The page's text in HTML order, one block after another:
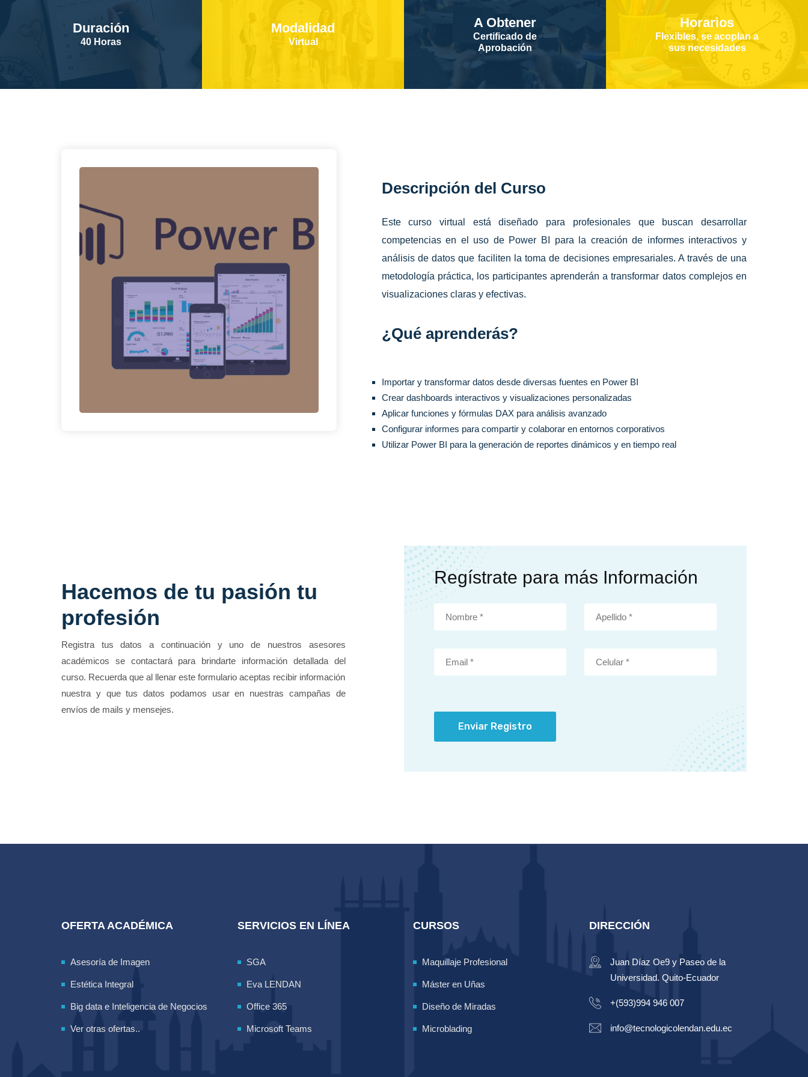
Duración
40 Horas
Modalidad
Virtual
A Obtener
Certificado de
Aprobación
Horarios
Flexibles, se acoplan a
sus necesidades
Descripción del Curso
Este curso virtual está diseñado para profesionales que buscan desarrollar
competencias en el uso de Power BI para la creación de informes interactivos y
análisis de datos que faciliten la toma de decisiones empresariales. A través de una
metodología práctica, los participantes aprenderán a transformar datos complejos en
visualizaciones claras y efectivas.
¿Qué aprenderás?
Importar y transformar datos desde diversas fuentes en Power BI
Crear dashboards interactivos y visualizaciones personalizadas
Aplicar funciones y fórmulas DAX para análisis avanzado
Configurar informes para compartir y colaborar en entornos corporativos
Utilizar Power BI para la generación de reportes dinámicos y en tiempo real
Hacemos de tu pasión tu
profesión
Registra tus datos a continuación y uno de nuestros asesores
académicos se contactará para brindarte información detallada del
curso. Recuerda que al llenar este formulario aceptas recibir información
nuestra y que tus datos podamos usar en nuestras campañas de
envíos de mails y mensejes.
Regístrate para más Información
Enviar Registro
OFERTA ACADÉMICA
Asesoría de Imagen
Estética Integral
Big data e Inteligencia de Negocios
Ver otras ofertas..
SERVICIOS EN LÍNEA
SGA
Eva LENDAN
Office 365
Microsoft Teams
CURSOS
Maquillaje Profesional
Máster en Uñas
Diseño de Miradas
Microblading
DIRECCIÓN
Juan Díaz Oe9 y Paseo de la
Universidad. Quito-Ecuador
+(593)994 946 007
info@tecnologicolendan.edu.ec